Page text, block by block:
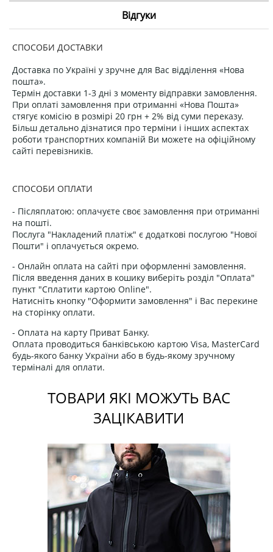
Відгуки
СПОСОБИ ДОСТАВКИ
Доставка по Україні у зручне для Вас відділення «Нова
пошта».
Термін доставки 1-3 дні з моменту відправки замовлення.
При оплаті замовлення при отриманні «Нова Пошта»
стягує комісію в розмірі 20 грн + 2% від суми переказу.
Більш детально дізнатися про терміни і інших аспектах
роботи транспортних компаній Ви можете на офіційному
сайті перевізників.
СПОСОБИ ОПЛАТИ
- Післяплатою: оплачуєте своє замовлення при отриманні
на пошті.
Послуга "Накладений платіж" є додаткові послугою "Нової
Пошти" і оплачується окремо.
- Онлайн оплата на сайті при оформленні замовлення.
Після введення даних в кошику виберіть розділ "Оплата"
пункт "Сплатити картою Online".
Натисніть кнопку "Оформити замовлення" і Вас перекине
на сторінку оплати.
- Оплата на карту Приват Банку.
Оплата проводиться банківською картою Visa, MasterCard
будь-якого банку України або в будь-якому зручному
терміналі для оплати.
ТОВАРИ ЯКІ МОЖУТЬ ВАС
ЗАЦІКАВИТИ